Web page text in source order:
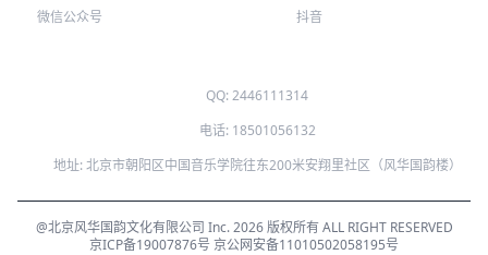
微信公众号 抖音
QQ: 2446111314
电话: 18501056132
地址: 北京市朝阳区中国音乐学院往东200米安翔里社区（风华国韵楼）
@北京风华国韵文化有限公司 Inc. 2026 版权所有 ALL RIGHT RESERVED
京ICP备19007876号 京公网安备11010502058195号